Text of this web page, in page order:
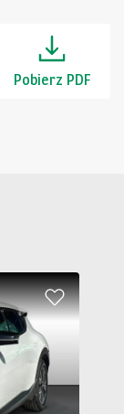
Pobierz PDF